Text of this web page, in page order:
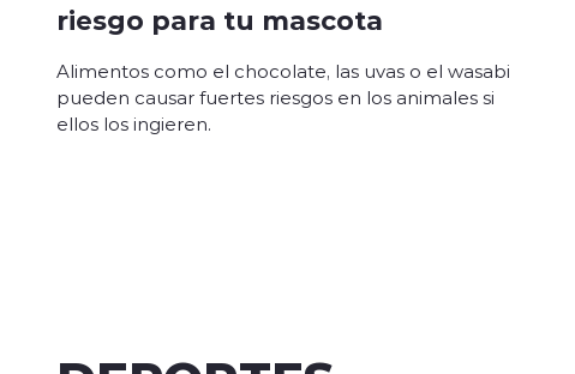
riesgo para tu mascota
Alimentos como el chocolate, las uvas o el wasabi
pueden causar fuertes riesgos en los animales si
ellos los ingieren.